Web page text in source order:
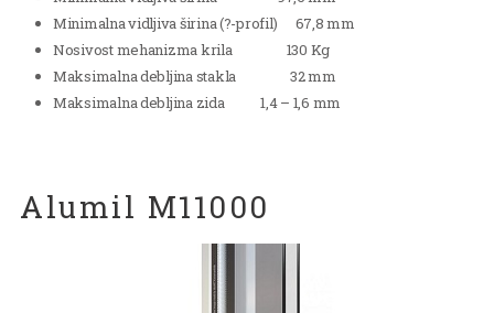
Minimalna vidljiva širina (?-profil) 67,8 mm
Nosivost mehanizma krila 130 Kg
Maksimalna debljina stakla 32 mm
Maksimalna debljina zida 1,4 – 1,6 mm
Alumil M11000